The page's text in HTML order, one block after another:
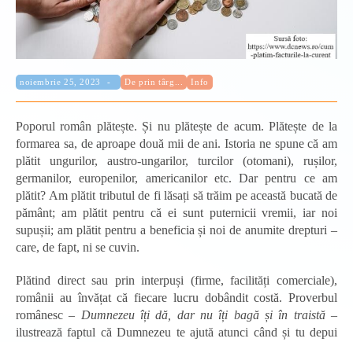
Publicat:
noiembrie 25, 2023 Categorie:
De prin târg... Info
Poporul român plătește. Și nu plătește de acum. Plătește de la
formarea sa, de aproape două mii de ani. Istoria ne spune că am
plătit ungurilor, austro-ungarilor, turcilor (otomani), rușilor,
germanilor, europenilor, americanilor etc. Dar pentru ce am
plătit? Am plătit tributul de fi lăsați să trăim pe această bucată de
pământ; am plătit pentru că ei sunt puternicii vremii, iar noi
supușii; am plătit pentru a beneficia și noi de anumite drepturi –
care, de fapt, ni se cuvin.
Plătind direct sau prin interpuși (firme, facilități comerciale),
românii au învățat că fiecare lucru dobândit costă. Proverbul
românesc – Dumnezeu îți dă, dar nu îți bagă și în traistă–
ilustrează faptul că Dumnezeu te ajută atunci când și tu depui